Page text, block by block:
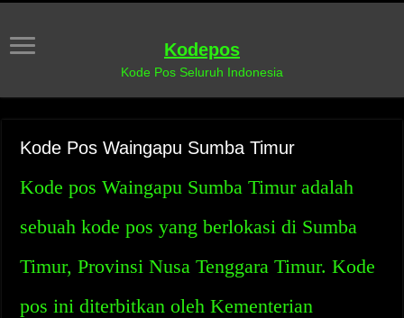
Kodepos
Kode Pos Seluruh Indonesia
Kode Pos Waingapu Sumba Timur
Kode pos Waingapu Sumba Timur adalah
sebuah kode pos yang berlokasi di Sumba
Timur, Provinsi Nusa Tenggara Timur. Kode
pos ini diterbitkan oleh Kementerian